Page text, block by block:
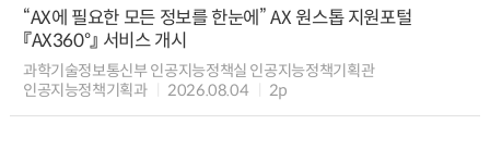
“AX에 필요한 모든 정보를 한눈에” AX 원스톱 지원포털
『AX360°』 서비스 개시
과학기술정보통신부 인공지능정책실 인공지능정책기획관
인공지능정책기획과
2026.08.04 2p